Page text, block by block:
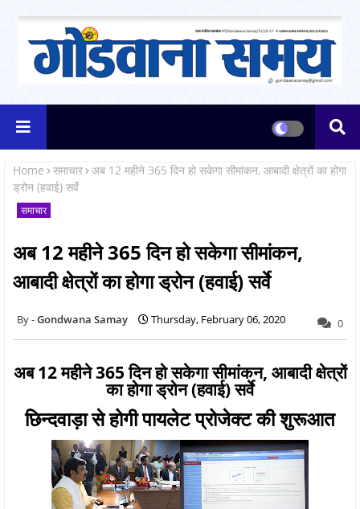
Home समाचार अब 12 महीने 365 दिन हो सकेगा सीमांकन, आबादी क्षेत्रों का होगा
ड्रोन (हवाई) सर्वे
समाचार
अब 12 महीने 365 दिन हो सकेगा सीमांकन,
आबादी क्षेत्रों का होगा ड्रोन (हवाई) सर्वे
Gondwana Samay Thursday, February 06, 2020 0
अब 12 महीने 365 दिन हो सकेगा सीमांकन, आबादी क्षेत्रों
का होगा ड्रोन (हवाई) सर्वे
छिन्दवाड़ा से होगी पायलेट प्रोजेक्ट की शुरूआत